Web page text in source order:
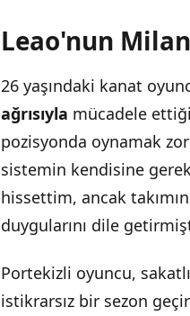
İÇINDEKILER
Leao'nun Milan'dan
Türk Kulüplerinin
Eski Takım
Leao'nun
26 yaşındaki kanat
ağrısıyla mücadele
pozisyonda oynamak
sistemin kendisine
hissettim, ancak
duygularını dile
Portekizli oyuncu,
istikrarsız bir sezon